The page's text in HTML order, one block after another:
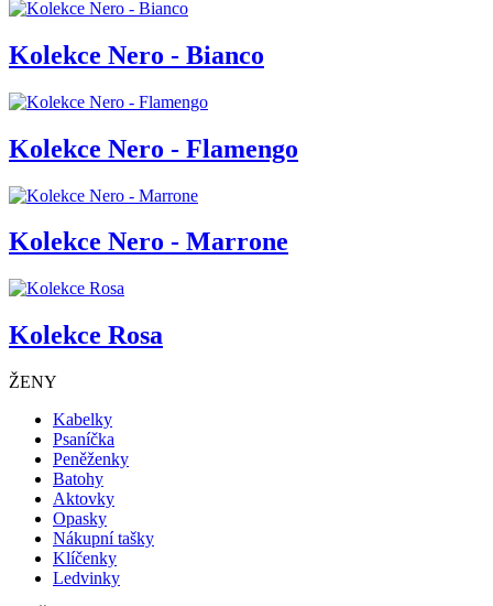
Kolekce Nero - Bianco
Kolekce Nero - Flamengo
Kolekce Nero - Marrone
Kolekce Rosa
ŽENY
Kabelky
Psaníčka
Peněženky
Batohy
Aktovky
Opasky
Nákupní tašky
Klíčenky
Ledvinky